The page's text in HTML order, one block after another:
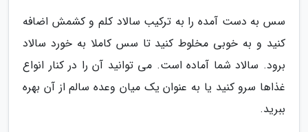
سس به دست آمده را به ترکیب سالاد کلم و کشمش اضافه
کنید و به خوبی مخلوط کنید تا سس کاملا به خورد سالاد
برود. سالاد شما آماده است. می توانید آن را در کنار انواع
غذاها سرو کنید یا به عنوان یک میان وعده سالم از آن بهره
ببرید.